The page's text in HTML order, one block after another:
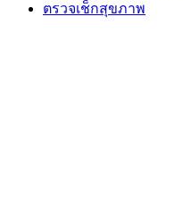
ตรวจเช็กสุขภาพ